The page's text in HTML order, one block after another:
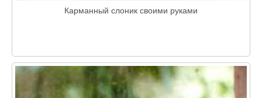
Карманный слоник своими руками